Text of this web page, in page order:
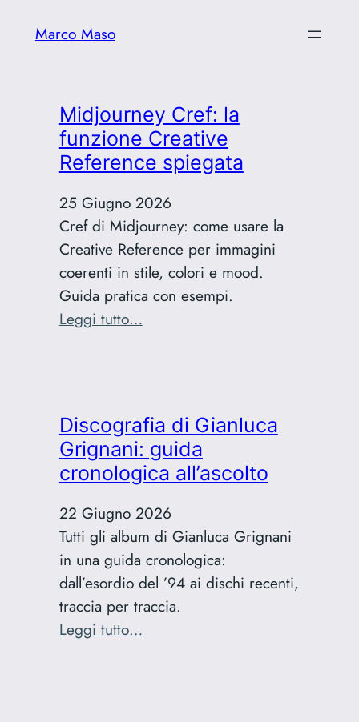
Marco Maso
Midjourney Cref: la
funzione Creative
Reference spiegata
25 Giugno 2026
Cref di Midjourney: come usare la
Creative Reference per immagini
coerenti in stile, colori e mood.
Guida pratica con esempi.
Leggi tutto…:
Creative
Reference
spiegata
Discografia di Gianluca
Grignani: guida
cronologica all’ascolto
22 Giugno 2026
Tutti gli album di Gianluca Grignani
in una guida cronologica:
dall’esordio del ’94 ai dischi recenti,
traccia per traccia.
Leggi tutto…: